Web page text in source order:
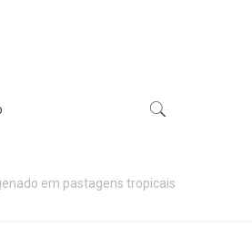
em pastagens tropicais